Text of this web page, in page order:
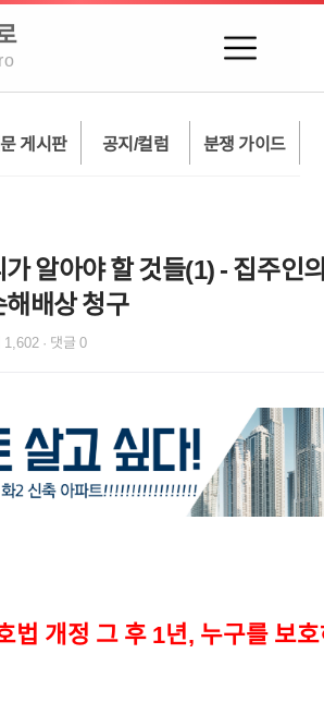
게시판 공지/컬럼 분쟁 가이드
알아야 할 것들(1) - 집주인
배상 청구
1,602 · 댓글 0
법 개정 그 후 1년, 누구를 보